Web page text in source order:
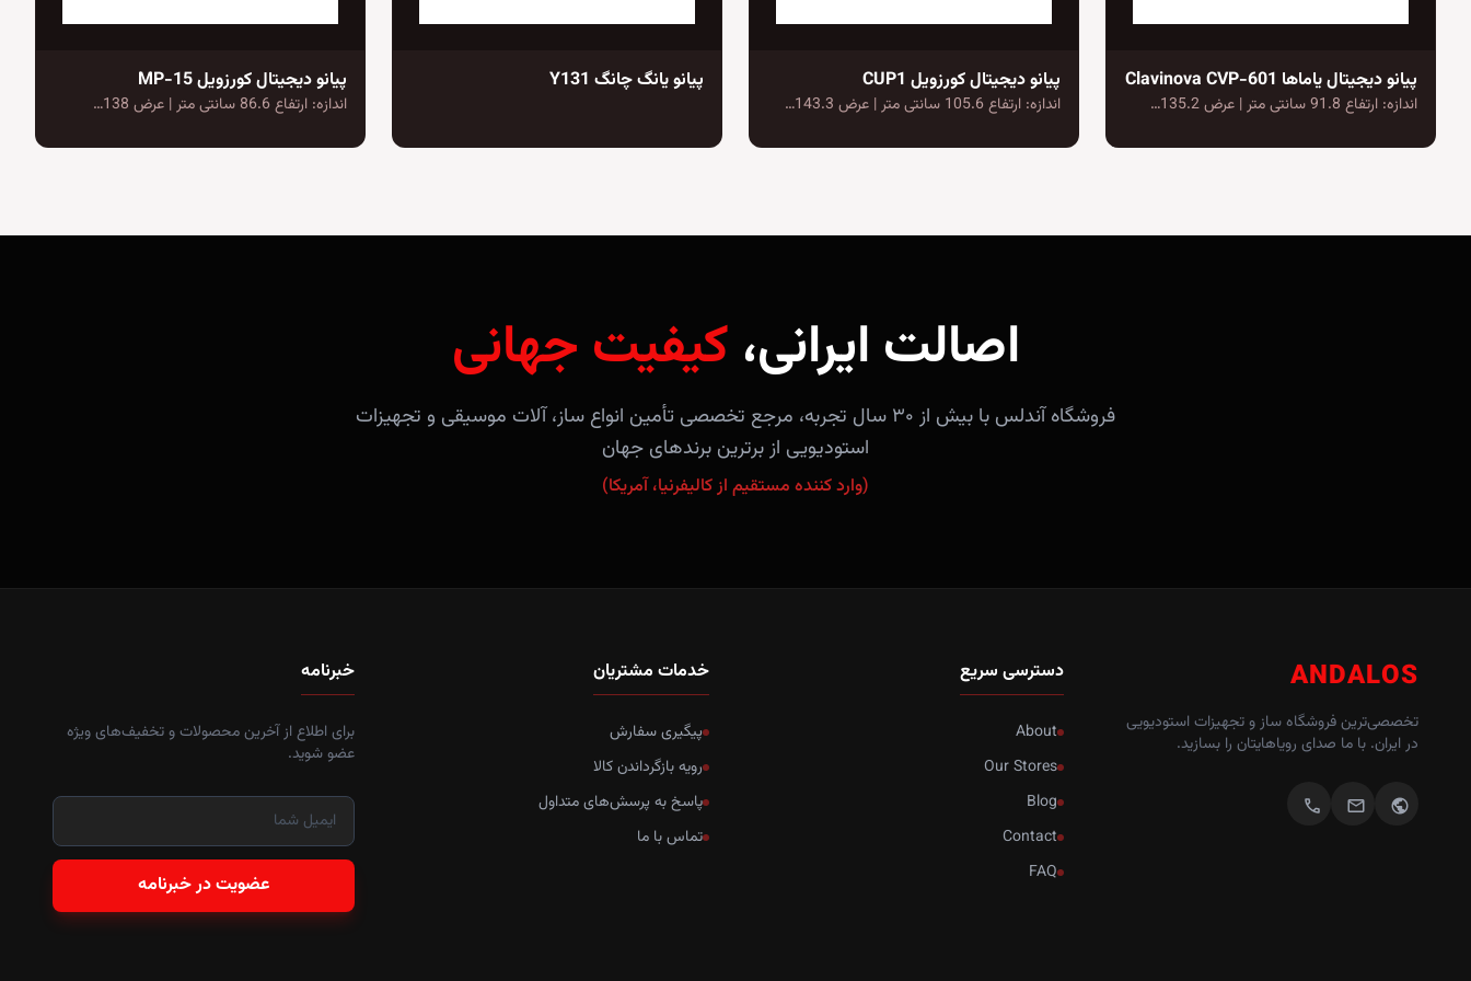
پیانو دیجیتال یاماها Clavinova CVP-601
اندازه: ارتفاع 91.8 سانتی متر | عرض 135.2…
پیانو دیجیتال کورزویل CUP1
اندازه: ارتفاع 105.6 سانتی متر | عرض 143.3…
پیانو یانگ چانگ Y131 پیانو دیجیتال کورزویل MP-15
اندازه: ارتفاع 86.6 سانتی متر | عرض 138…
اصالت ایرانی، کیفیت جهانی
فروشگاه آندلس با بیش از ۳۰ سال تجربه، مرجع تخصصی تأمین انواع ساز، آلات موسیقی و تجهیزات
استودیویی از برترین برندهای جهان
(وارد کننده مستقیم از کالیفرنیا، آمریکا)
ANDALOS
تخصصی‌ترین فروشگاه ساز و تجهیزات استودیویی
در ایران. با ما صدای رویاهایتان را بسازید.
public
mail
call
دسترسی سریع
About
Our Stores
Blog
Contact
FAQ
خدمات مشتریان
پیگیری سفارش
رویه بازگرداندن کالا
پاسخ به پرسش‌های متداول
تماس با ما
خبرنامه
برای اطلاع از آخرین محصولات و تخفیف‌های ویژه
عضو شوید.
عضویت در خبرنامه